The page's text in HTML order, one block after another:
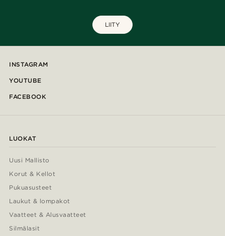
LIITY
INSTAGRAM
YOUTUBE
FACEBOOK
LUOKAT
Uusi Mallisto
Korut & Kellot
Pukuasusteet
Laukut & lompakot
Vaatteet & Alusvaatteet
Silmälasit